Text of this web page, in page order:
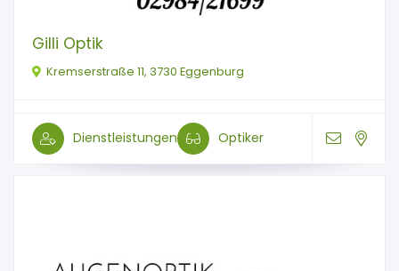
Gilli Optik
Kremserstraße 11, 3730 Eggenburg
Dienstleistungen Optiker